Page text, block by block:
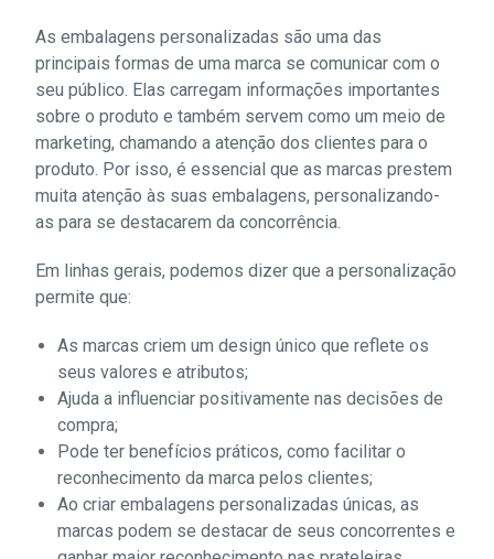
As embalagens personalizadas são uma das
principais formas de uma marca se comunicar com o
seu público. Elas carregam informações importantes
sobre o produto e também servem como um meio de
marketing, chamando a atenção dos clientes para o
produto. Por isso, é essencial que as marcas prestem
muita atenção às suas embalagens, personalizando-
as para se destacarem da concorrência.
Em linhas gerais, podemos dizer que a personalização
permite que:
As marcas criem um design único que reflete os
seus valores e atributos;
Ajuda a influenciar positivamente nas decisões de
compra;
Pode ter benefícios práticos, como facilitar o
reconhecimento da marca pelos clientes;
Ao criar embalagens personalizadas únicas, as
marcas podem se destacar de seus concorrentes e